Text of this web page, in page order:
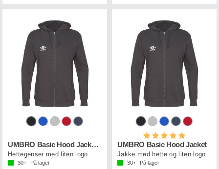
UMBRO Basic Hood Jacket jr
Hettegenser med liten logo
30+ På lager
Karakter:
UMBRO Basic Hood Jacket
Jakke med hette og liten logo
30+ På lager